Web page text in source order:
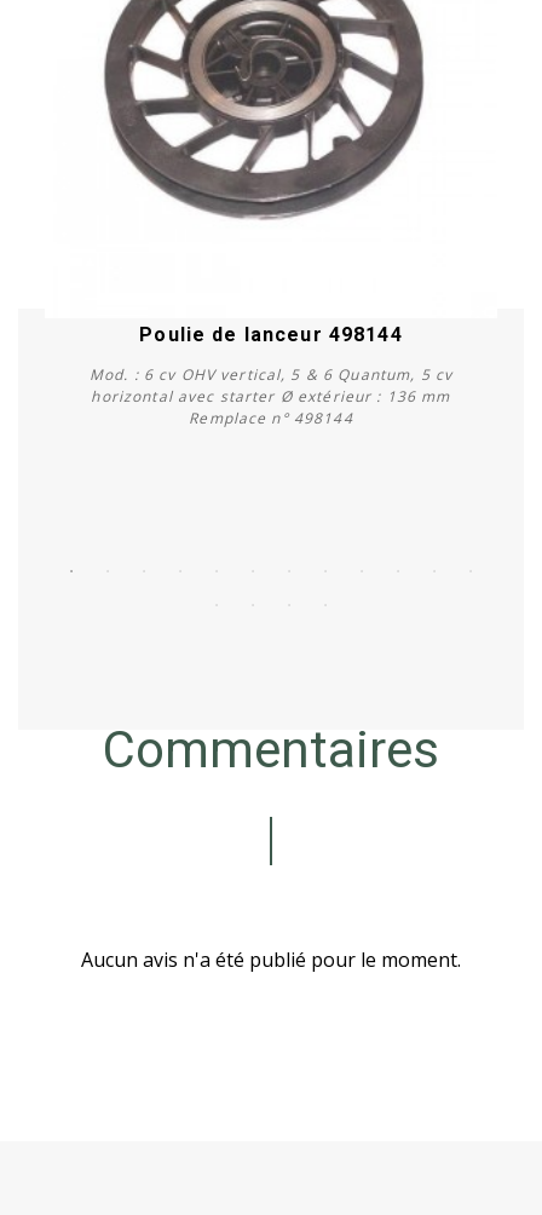
Poulie de lanceur 498144
Mod. : 6 cv OHV vertical, 5 & 6 Quantum, 5 cv
horizontal avec starter Ø extérieur : 136 mm
Remplace n° 498144
Commentaires
Aucun avis n'a été publié pour le moment.